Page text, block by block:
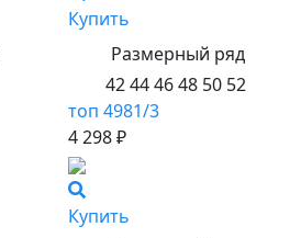
Купить
Размерный ряд
42 44 46 48 50 52
топ 4981/3
4 298 ₽
Купить